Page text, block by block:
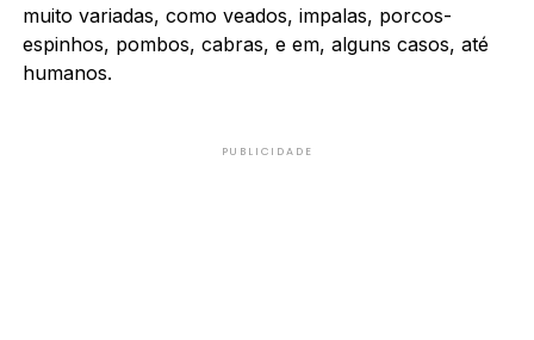
muito variadas, como veados, impalas, porcos-
espinhos, pombos, cabras, e em, alguns casos, até
humanos.
PUBLICIDADE